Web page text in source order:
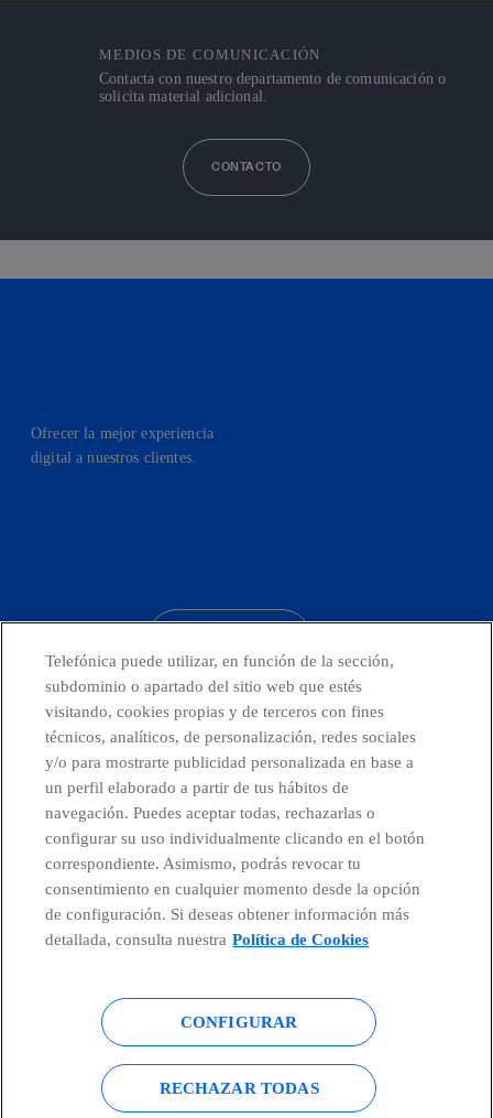
MEDIOS DE COMUNICACIÓN
Contacta con nuestro departamento de comunicación o
solicita material adicional.
CONTACTO
Ofrecer la mejor experiencia
digital a nuestros clientes.
Telefónica en redes sociales
Canal de Denuncias
Centro Global Transparencia
Política de cookies Aviso legal
Accesibilidad Política de privacidad
Telefónica puede utilizar, en función de la sección,
subdominio o apartado del sitio web que estés
visitando, cookies propias y de terceros con fines
técnicos, analíticos, de personalización, redes sociales
y/o para mostrarte publicidad personalizada en base a
un perfil elaborado a partir de tus hábitos de
navegación. Puedes aceptar todas, rechazarlas o
configurar su uso individualmente clicando en el botón
correspondiente. Asimismo, podrás revocar tu
consentimiento en cualquier momento desde la opción
de configuración. Si deseas obtener información más
detallada, consulta nuestra Política de Cookies
CONFIGURAR
RECHAZAR TODAS